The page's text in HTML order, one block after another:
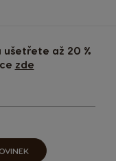
ušetřete až 20 %
zde